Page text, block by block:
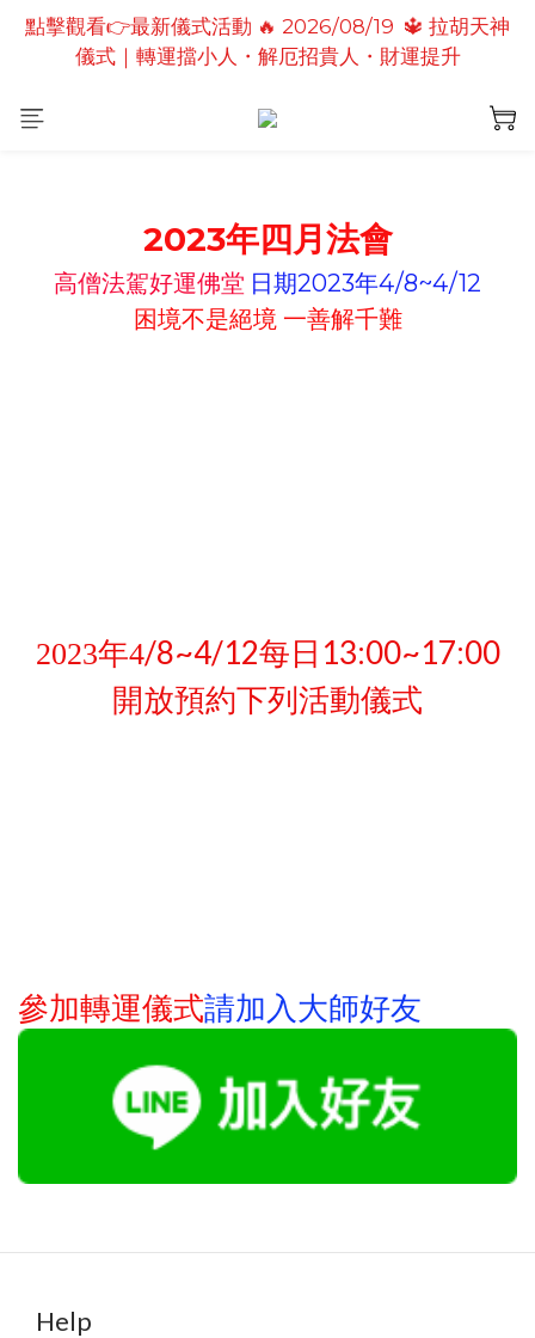
點擊觀看👉最新儀式活動🔥2026/08/19 💗2026七夕
情定善緣桃花燈｜泰國高僧祈願點燈儀式
點擊觀看👉最新儀式活動 🔥 2026/08/19  🔱 拉胡天神
儀式｜轉運擋小人・解厄招貴人・財運提升
點擊觀看👉最新儀式活動🔥 2026/08/31 💖愛神儀式
情定善緣桃花燈｜泰國高僧祈願點燈儀式
2023年四月法會
高僧法駕好運佛堂 日期2023年4/8~4/12
困境不是絕境 一善解千難
2023年4/8~4/12每日13:00~17:00
開放預約下列活動儀式
參加轉運儀式請加入大師好友
Help